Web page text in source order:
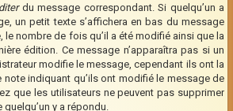
du message correspondant. Si quelqu’un a
un petit texte s’affichera en bas du message
le nombre de fois qu’il a été modifié ainsi que la
édition. Ce message n’apparaîtra pas si un
modifie le message, cependant ils ont la
indiquant qu’ils ont modifié le message de
que les utilisateurs ne peuvent pas supprimer
y a répondu.